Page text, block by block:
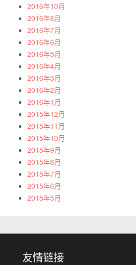
2016年10月
2016年8月
2016年7月
2016年6月
2016年5月
2016年4月
2016年3月
2016年2月
2016年1月
2015年12月
2015年11月
2015年10月
2015年9月
2015年8月
2015年7月
2015年6月
2015年5月
友情链接